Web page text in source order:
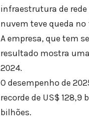
infraestrutura de
nuvem teve queda
A empresa, que tem
resultado mostra
2024.
O desempenho de
recorde de US$
bilhões.